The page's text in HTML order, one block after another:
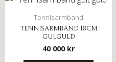
Tennisarmband
TENNISARMBAND 18CM
GULGULD
40 000 kr